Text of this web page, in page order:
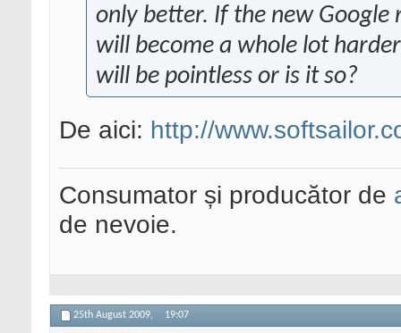
only better. If the new Google
will become a whole lot
will be pointless or is it so?
De aici: http://
Consumator și producător de
de nevoie.
25th August 2009, 19:07